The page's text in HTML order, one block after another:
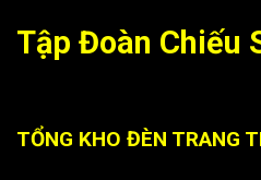
Tập Đoàn Chiếu
TỔNG KHO ĐÈN TRANG